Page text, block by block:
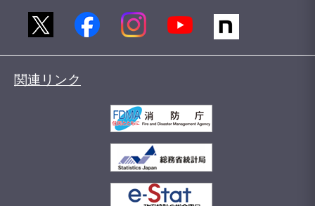
関連リンク